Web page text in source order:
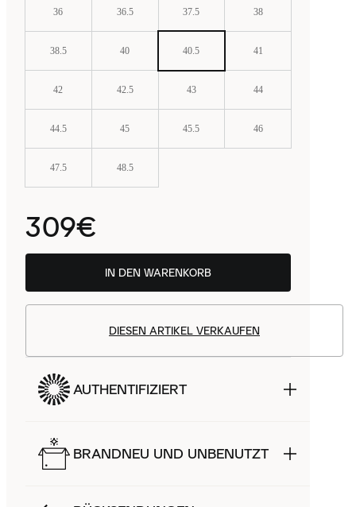
36 36.5 37.5 38
38.5 40 40.5 41
42 42.5 43 44
44.5 45 45.5 46
47.5 48.5
309€
IN DEN WARENKORB
DIESEN ARTIKEL VERKAUFEN
AUTHENTIFIZIERT
BRANDNEU UND UNBENUTZT